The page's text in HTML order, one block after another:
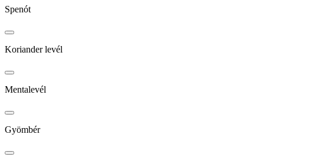
Spenót
Koriander levél
Mentalevél
Gyömbér